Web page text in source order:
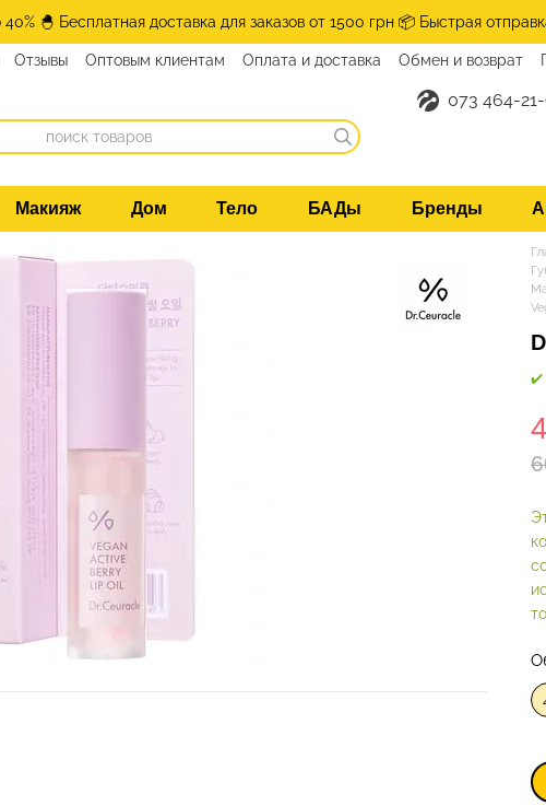
🐣 Бесплатная доставка для заказов от 1500 грн 📦 Быстрая
Отзывы Оптовым клиентам Оплата и доставка Обмен и возврат
073 464-
Макияж Дом Тело БАДы Бренды
✔️